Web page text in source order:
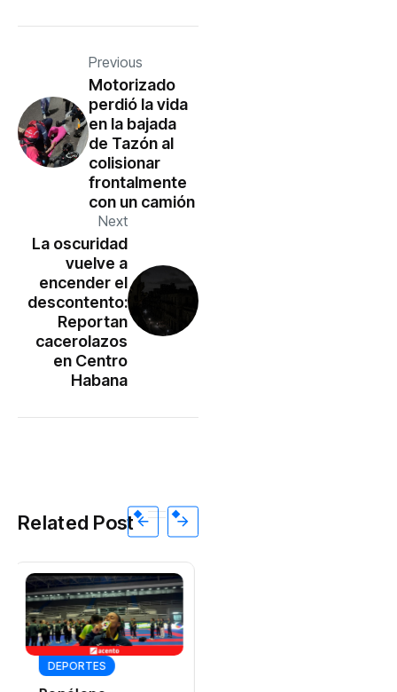
Previous
Motorizado
perdió la vida
en la bajada
de Tazón al
colisionar
frontalmente
con un camión
Next
La oscuridad
vuelve a
encender el
descontento:
Reportan
cacerolazos
en Centro
Habana
Related Post
GOBIERNO